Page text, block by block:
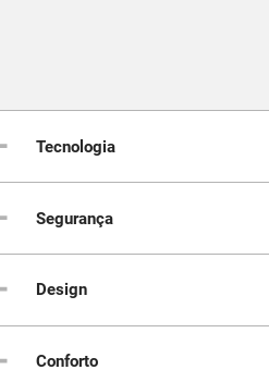
Tecnologia
Segurança
Proteção
Design
Conforto